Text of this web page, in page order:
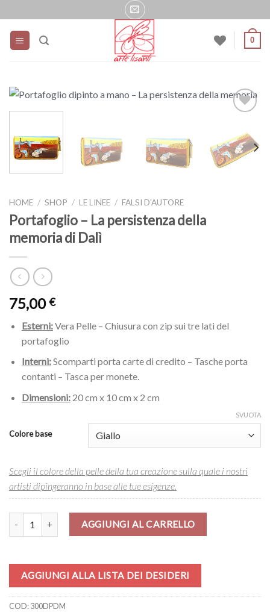
ai
contenuti
0
HOME / SHOP / LE LINEE / FALSI D'AUTORE
Portafoglio – La persistenza della
memoria di Dalì
75,00€
Esterni:Vera Pelle – Chiusura con zip sui tre lati del
portafoglio
Interni:Scomparti porta carte di credito – Tasche porta
contanti – Tasca per monete.
Dimensioni:20 cm x 10 cm x 2 cm
Colore base
SVUOTA
Scegli il colore della pelle della tua creazione sulla quale i nostri
artisti dipingeranno in base alle tue esigenze.
Portafoglio – La persistenza della memoria di Dalì quantità
AGGIUNGI AL CARRELLO
AGGIUNGI ALLA LISTA DEI DESIDERI
COD:300DPDM